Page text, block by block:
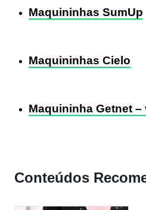
Maquininhas SumUp
Maquininhas Cielo
Maquininha Getnet –
Conteúdos